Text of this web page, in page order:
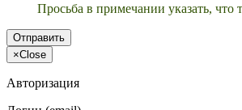
Просьба в примечании указать, что
Отправить
×Close
Авторизация